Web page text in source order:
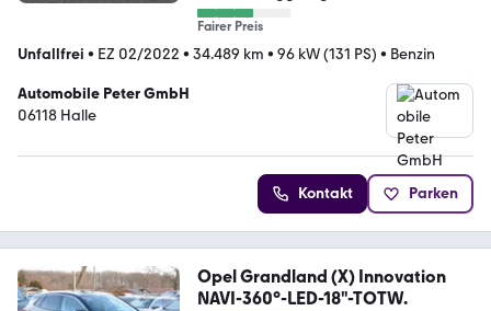
Fairer Preis
Unfallfrei • EZ 02/2022 • 34.489 km • 96 kW (131 PS) • Benzin
Automobile Peter GmbH
06118 Halle
Kontakt Parken
Opel Grandland (X) Innovation
NAVI-360°-LED-18"-TOTW.